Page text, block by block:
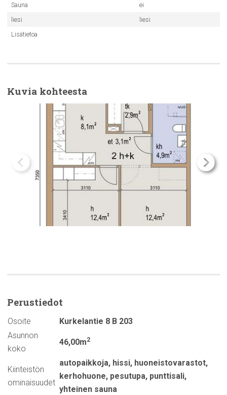
Sauna
ei
liesi
liesi
Lisätietoa
Kuvia kohteesta
Perustiedot
Osoite
Kurkelantie 8 B 203
Asunnon
koko
46,00m2
Kiinteistön
ominaisuudet
autopaikkoja, hissi, huoneistovarastot,
kerhohuone, pesutupa, punttisali,
yhteinen sauna